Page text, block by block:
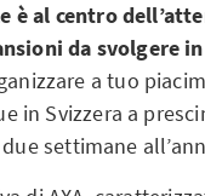
è al centro
da svolgere
a tuo
in Svizzera a
settimane